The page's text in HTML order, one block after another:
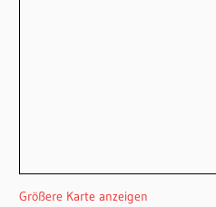
Größere Karte anzeigen